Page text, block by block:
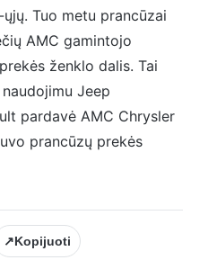
Tuo metu prancūzai
AMC gamintojo
ženklo dalis. Tai
Jeep
pardavė AMC Chrysler
prancūzų prekės
↗Kopijuoti